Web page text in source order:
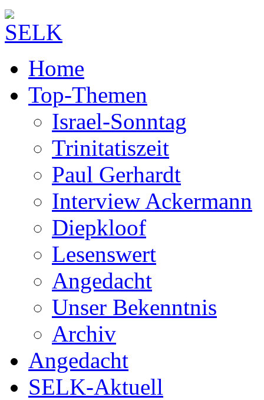
Home
Top-Themen
Israel-Sonntag
Trinitatiszeit
Paul Gerhardt
Interview Ackermann
Diepkloof
Lesenswert
Angedacht
Unser Bekenntnis
Archiv
Angedacht
SELK-Aktuell